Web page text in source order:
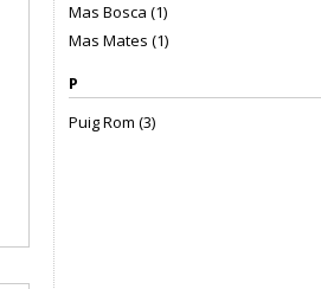
Mas Bosca (1)
Mas Mates (1)
P
Puig Rom (3)